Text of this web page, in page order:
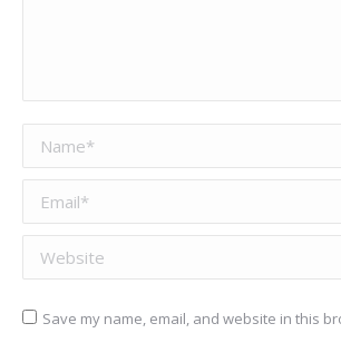
Name *
Email *
Website
Save my name, email, and website in this